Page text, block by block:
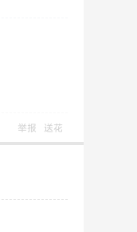
举报 送花